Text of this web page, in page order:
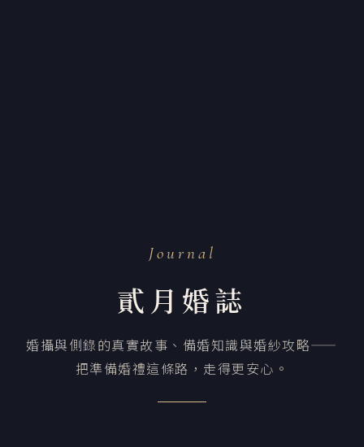
Journal
貳月婚誌
婚攝與側錄的真實故事、備婚知識與婚紗攻略——
把準備婚禮這條路，走得更安心。